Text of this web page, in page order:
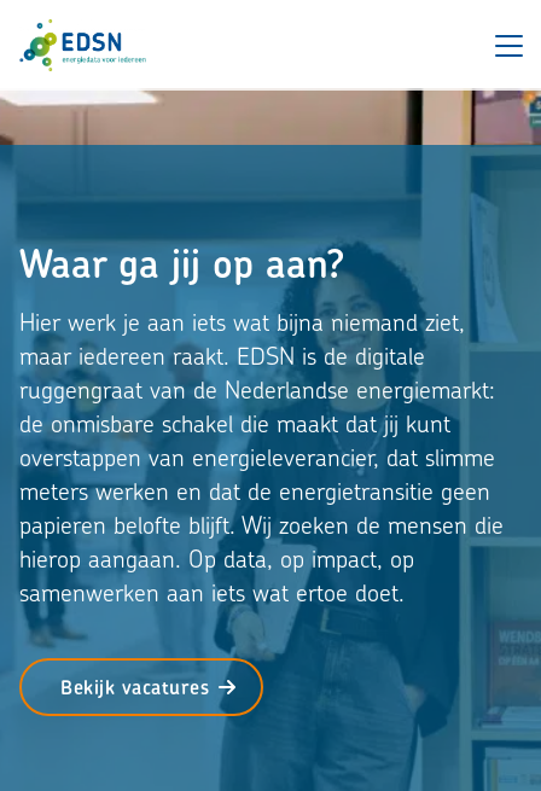
Waar ga jij op aan?
Hier werk je aan iets wat bijna niemand ziet,
maar iedereen raakt. EDSN is de digitale
ruggengraat van de Nederlandse energiemarkt:
de onmisbare schakel die maakt dat jij kunt
overstappen van energieleverancier, dat slimme
meters werken en dat de energietransitie geen
papieren belofte blijft. Wij zoeken de mensen die
hierop aangaan. Op data, op impact, op
samenwerken aan iets wat ertoe doet.
Bekijk vacatures